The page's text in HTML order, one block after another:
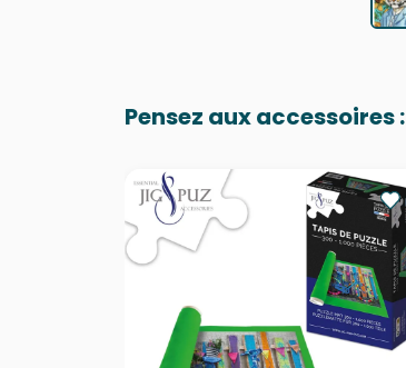
Pensez aux accessoires :